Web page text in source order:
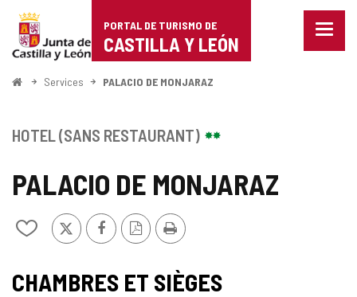
Portal
de
Turismo
Castilla
León
PORTAL DE TURISMO DE
CASTILLA Y LEÓN
Menu
<
Services PALACIO DE MONJARAZ
PALACIO DE MONJARAZ
Ajouter/retirer
de
cahiers
X FacebookVersion
PDF
Imprimer
HOTEL (SANS RESTAURANT)
CHAMBRES ET SIÈGES